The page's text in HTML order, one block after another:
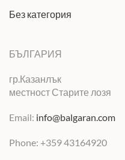
Без категория
БЪЛГАРИЯ
гр.Казанлък
местност Старите лозя
Email: info@balgaran.com
Phone: +359 43164920